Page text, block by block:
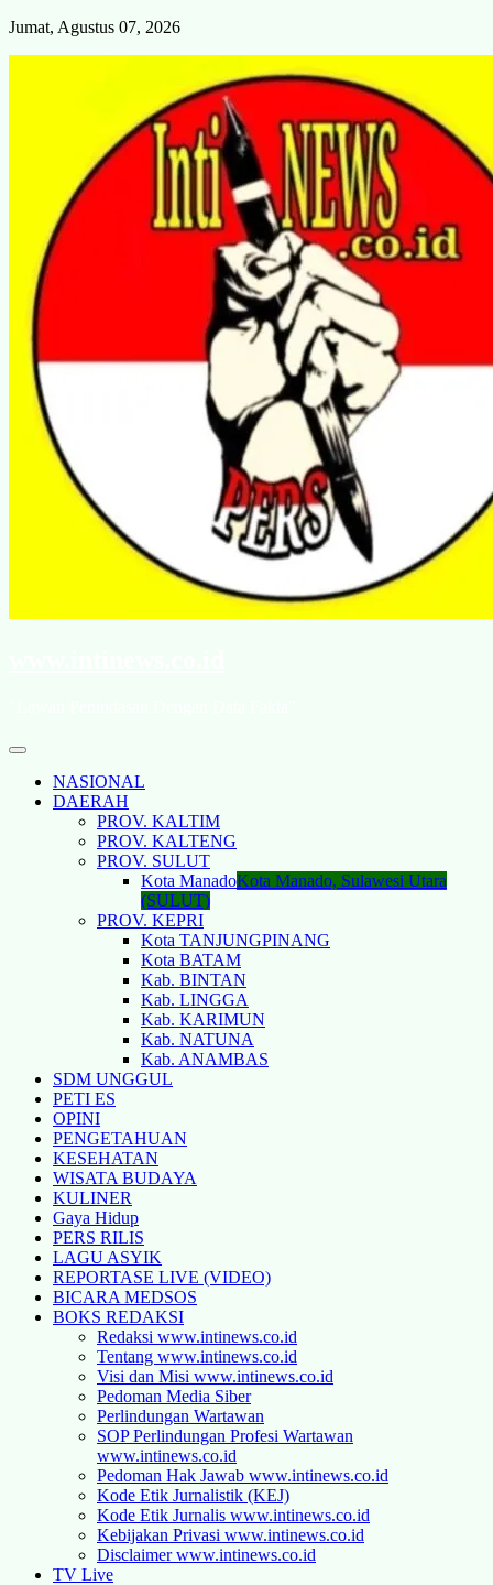
Skip
Jumat, Agustus 07, 2026
NASIONAL
DAERAH
PROV. KALTIM
PROV. KALTENG
PROV. SULUT
Kota ManadoKota Manado, Sulawesi Utara
(SULUT)
PROV. KEPRI
Kota TANJUNGPINANG
Kota BATAM
Kab. BINTAN
Kab. LINGGA
Kab. KARIMUN
Kab. NATUNA
Kab. ANAMBAS
SDM UNGGUL
PETI ES
OPINI
PENGETAHUAN
KESEHATAN
WISATA BUDAYA
KULINER
Gaya Hidup
PERS RILIS
LAGU ASYIK
REPORTASE LIVE (VIDEO)
BICARA MEDSOS
BOKS REDAKSI
Redaksi www.intinews.co.id
Tentang www.intinews.co.id
Visi dan Misi www.intinews.co.id
Pedoman Media Siber
Perlindungan Wartawan
SOP Perlindungan Profesi Wartawan
www.intinews.co.id
Pedoman Hak Jawab www.intinews.co.id
Kode Etik Jurnalistik (KEJ)
Kode Etik Jurnalis www.intinews.co.id
Kebijakan Privasi www.intinews.co.id
Disclaimer www.intinews.co.id
TV Live